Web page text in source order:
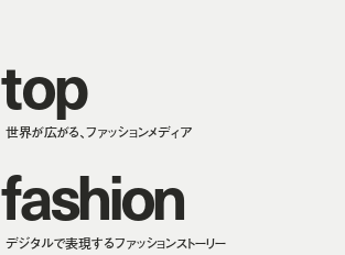
top
世界が広がる、ファッションメディア
fashion
デジタルで表現するファッションストーリー